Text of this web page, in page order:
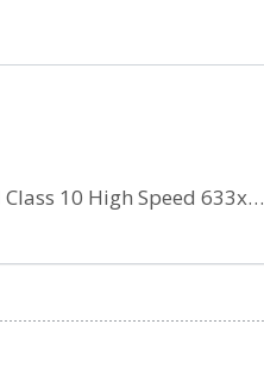
Class 10 High Speed 633x…